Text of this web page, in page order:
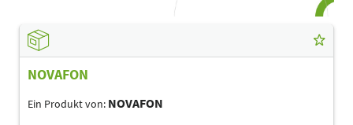
NOVAFON
Ein Produkt von: NOVAFON